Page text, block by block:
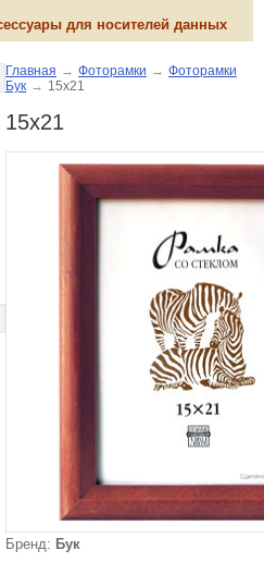
для носителей данных
Главная → Фоторамки → Фоторамки
Бук → 15x21
15x21
Бренд: Бук